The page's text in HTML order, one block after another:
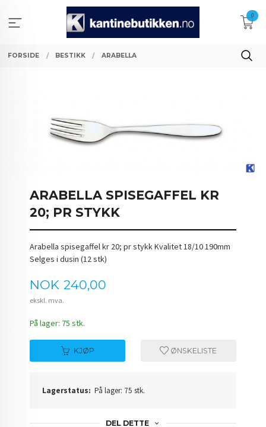
innholdet
0
FORSIDE BESTIKK ARABELLA
ARABELLA SPISEGAFFEL KR
20; PR STYKK
Arabella spisegaffel kr 20; pr stykk Kvalitet 18/10 190mm
Selges i dusin (12 stk)
Pris
NOK 240,00
ekskl. mva.
På lager: 75 stk.
KJØP ØNSKELISTE
Lagerstatus: På lager: 75 stk.
DEL DETTE